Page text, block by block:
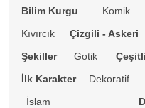
Bilim Kurgu
Komik
Kıvırcık
Çizgili - Askeri
Şekiller
Gotik Çeşitli
İlk Karakter
Dekoratif
İslam